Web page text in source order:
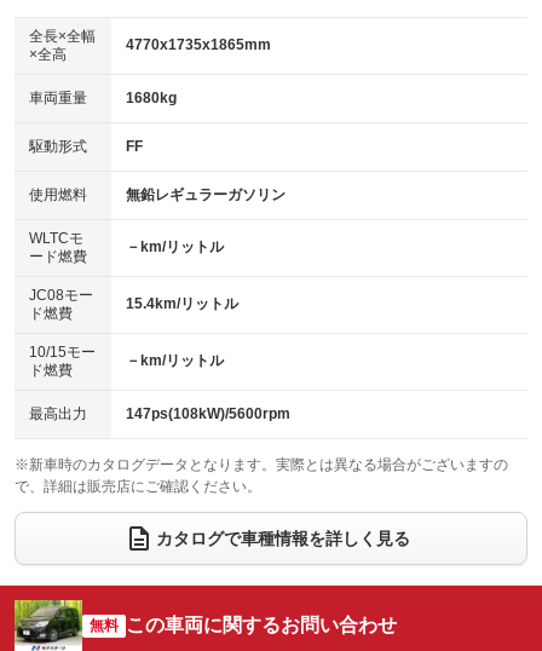
：装備なし
パワーウィンドウ
アイドリングストップ
：装備あり
USB入力端子
：装備なし
100V電源
：装備なし
センターデフロック
：装備なし
電動格納ミラー
：装備あり
：装備あり
革シート
キーレス
HID(キセノンライト)
：装備なし
バックカメラ
：装備あり
エアロ
：装備なし
：装備なし
パワーシート
ベンチシート
：装備なし
チップアップシート
：装備なし
：装備なし ：装備あり
ウォークスルー
：装備なし
電動リアゲート フロントカメラ
：装備なし
：装備なし ：装備なし
サイドカメラ
：装備なし ルーフレール
：装備なし
全長×全幅
×全高
4770x1735x1865mm
車両重量 1680kg
駆動形式 FF
使用燃料 無鉛レギュラーガソリン
WLTCモ
ード燃費
－km/リットル
JC08モー
ド燃費
15.4km/リットル
10/15モー
ド燃費
－km/リットル
最高出力 147ps(108kW)/5600rpm
※新車時のカタログデータとなります。実際とは異なる場合がございますの
で、詳細は販売店にご確認ください。
カタログで車種情報を詳しく見る
無料 この車両に関するお問い合わせ